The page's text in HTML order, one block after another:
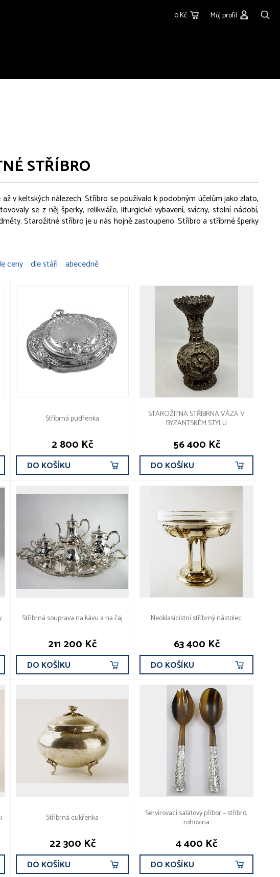
0 Kč Můj profil
STŘÍBRO
v keltských nálezech. Stříbro se používalo k podobným účelům jako zlato,
se z něj šperky, relikviáře, liturgické vybavení, svícny, stolní nádobí,
Starožitné stříbro je u nás hojně zastoupeno. Stříbro a stříbrné šperky
ceny dle stáří abecedně
Stříbrná pudřenka
2 800 Kč
DO KOŠÍKU
STAROŽITNÁ STŘÍBRNÁ VÁZA V
BYZANTSKÉM STYLU
56 400 Kč
DO KOŠÍKU
Stříbrná souprava na kávu a na čaj
211 200 Kč
DO KOŠÍKU
Neoklasicistní stříbrný nástolec
63 400 Kč
DO KOŠÍKU
Stříbrná cukřenka
22 300 Kč
DO KOŠÍKU
Servírovací salátový příbor – stříbro,
rohovina
4 400 Kč
DO KOŠÍKU